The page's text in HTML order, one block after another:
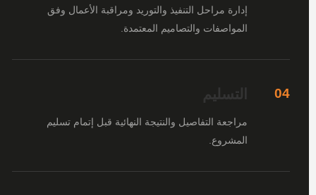
إدارة مراحل التنفيذ والتوريد ومراقبة الأعمال وفق
المواصفات والتصاميم المعتمدة.
04 التسليم
مراجعة التفاصيل والنتيجة النهائية قبل إتمام تسليم
المشروع.